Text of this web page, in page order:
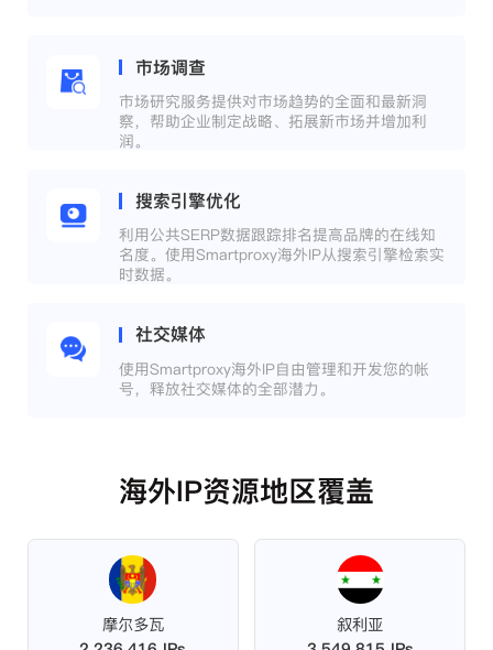
市场调查
市场研究服务提供对市场趋势的全面和最新洞
察，帮助企业制定战略、拓展新市场并增加利
润。
搜索引擎优化
利用公共SERP数据跟踪排名提高品牌的在线知
名度。使用Smartproxy海外IP从搜索引擎检索实
时数据。
社交媒体
使用Smartproxy海外IP自由管理和开发您的帐
号，释放社交媒体的全部潜力。
海外IP资源地区覆盖
摩尔多瓦
叙利亚